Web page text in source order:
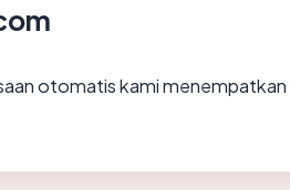
otomatis kami menempatkan